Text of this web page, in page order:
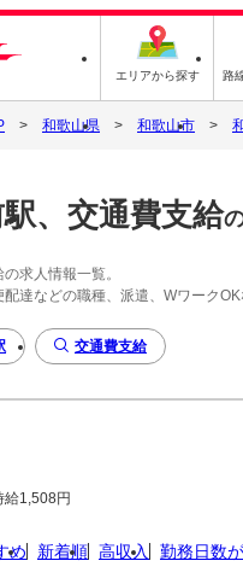
エリアから探す 路
和歌山県 和歌山市
、交通費支給
求人情報一覧。
達などの職種、派遣、Wワーク
交通費支給
給1,508円
め 新着順 高収入 勤務日数